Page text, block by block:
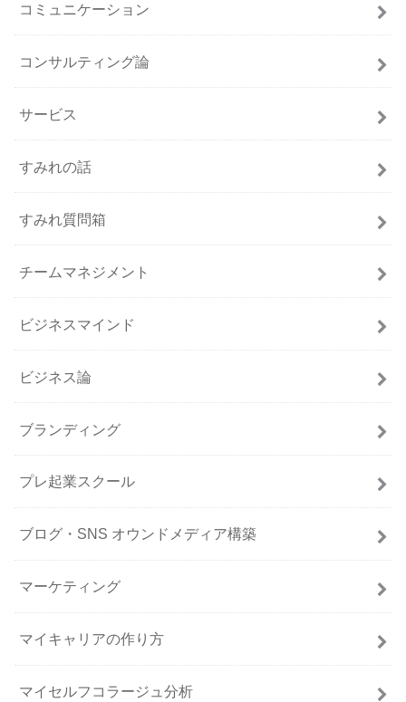
コミュニケーション
コンサルティング論
サービス
すみれの話
すみれ質問箱
チームマネジメント
ビジネスマインド
ビジネス論
ブランディング
プレ起業スクール
ブログ・SNS オウンドメディア構築
マーケティング
マイキャリアの作り方
マイセルフコラージュ分析